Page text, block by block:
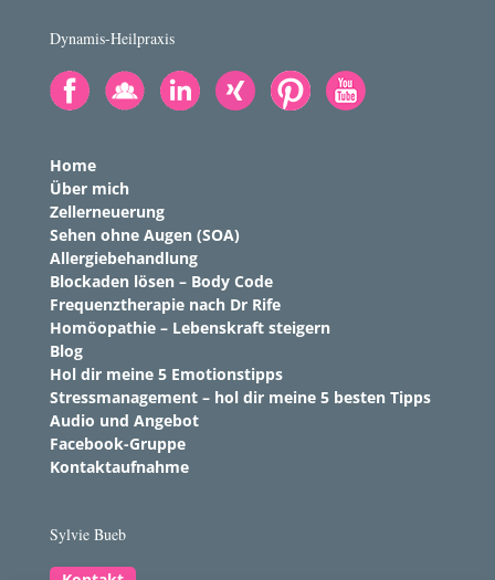
Dynamis-Heilpraxis
Home
Über mich
Zellerneuerung
Sehen ohne Augen (SOA)
Allergiebehandlung
Blockaden lösen – Body Code
Frequenztherapie nach Dr Rife
Homöopathie – Lebenskraft steigern
Blog
Hol dir meine 5 Emotionstipps
Stressmanagement – hol dir meine 5 besten Tipps
Audio und Angebot
Facebook-Gruppe
Kontaktaufnahme
Sylvie Bueb